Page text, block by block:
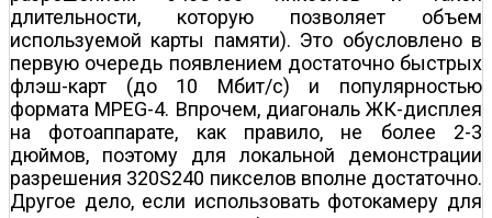
длительности, которую позволяет объем
используемой карты памяти). Это обусловлено в
первую очередь появлением достаточно быстрых
флэш-карт (до 10 Мбит/с) и популярностью
формата MPEG-4. Впрочем, диагональ ЖК-дисплея
на фотоаппарате, как правило, не более 2-3
дюймов, поэтому для локальной демонстрации
разрешения 320Ѕ240 пикселов вполне достаточно.
Другое дело, если использовать фотокамеру для